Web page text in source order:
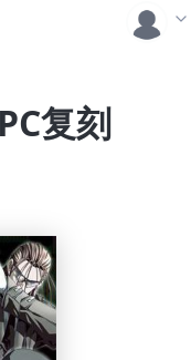
复刻